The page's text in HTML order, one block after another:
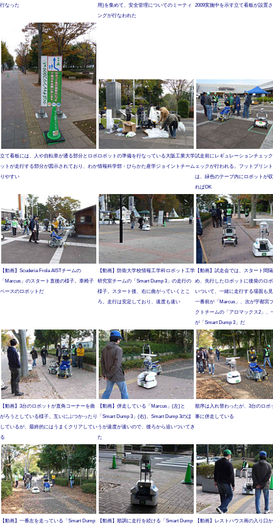
行なった
用)を集めて、安全管理についてのミーティ
ングが行なわれた
2009実施中を示す立て看板が設置
立て看板には、人や自転車が通る部分とロボ
ットが走行する部分が図示されており、わか
りやすい
ロボットの準備を行なっている大阪工業大学
情報科学部・ひらかた産学ジョイントチーム
試走前にレギュレーションチェッ
ェックが行われる。フットプリン
は、緑色のテープ内にロボットが
ればOK
【動画】Scuderia Frola AISTチームの
「Marcus」のスタート直後の様子。車椅子
ベースのロボットだ
【動画】防衛大学校情報工学科ロボット工学
研究室チームの「Smart Dump 3」の走行の
様子。スタート後、右に曲がっていくとこ
ろ。走行は安定しており、速度も速い
【動画】試走会では、スタート間
め、先行したロボットに後発のロ
いついて、一緒に走行する場面も
一番前が「Marcus」、次が宇都宮
クトチームの「アロマックス2」、
が「Smart Dump 3」だ
【動画】3台のロボットが直角コーナーを曲
がろうとしている様子。互いにぶつかったり
しているが、最終的にはうまくクリアしてい
る
【動画】併走している「Marcus」(左)と
「Smart Dump 3」(右)。Smart Dump 3のほ
うが速度が速いので、後ろから追いついてき
た
順序は入れ替わったが、3台のロボ
事に併走している
【動画】一番左を走っている「Smart Dump
【動画】順調に走行を続ける「Smart Dump
【動画】レストハウス南の入り口